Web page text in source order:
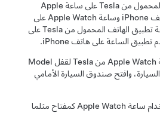
قبل استخدام تطبيق الهاتف المحمول من Tesla على ساعة Apple
Watch، تأكد من تحديث هاتف iPhone وساعة Apple Watch على
أحدث إصدار للبرنامج. لإضافة تطبيق الهاتف المحمول من Tesla على
Model
وافتح صندوق السيارة الأمامي
إضافة إلى ذلك، يمكنك استخدام ساعة Apple Watch كمفتاح مثلما